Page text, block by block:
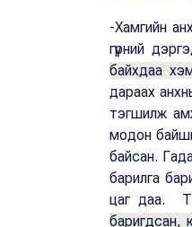
-Хамгийн
гүүрний
байхдаа
дараах
тэгшилж
модон
байсан.
барилга
цаг даа.
баригдсан,